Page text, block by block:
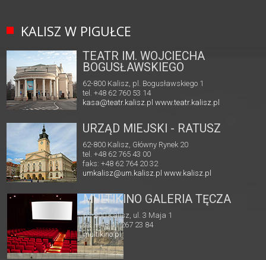
KALISZ W PIGUŁCE
TEATR IM. WOJCIECHA
BOGUSŁAWSKIEGO
62-800 Kalisz, pl. Bogusławskiego 1
tel. +48 62 760 53 14
kasa@teatr.kalisz.pl www.teatr.kalisz.pl
URZĄD MIEJSKI - RATUSZ
62-800 Kalisz, Główny Rynek 20
tel. +48 62 765 43 00
faks: +48 62 764 20 32
umkalisz@um.kalisz.plwww.kalisz.pl
MULTIKINO GALERIA TĘCZA
62-800 Kalisz, ul. 3 Maja 1
tel. + 48 41 267 23 84
multikino.pl